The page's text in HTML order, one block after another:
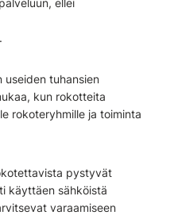
ellei
useiden tuhansien
kun rokotteita
rokoteryhmille ja toiminta
pystyvät
käyttäen sähköistä
varaamiseen